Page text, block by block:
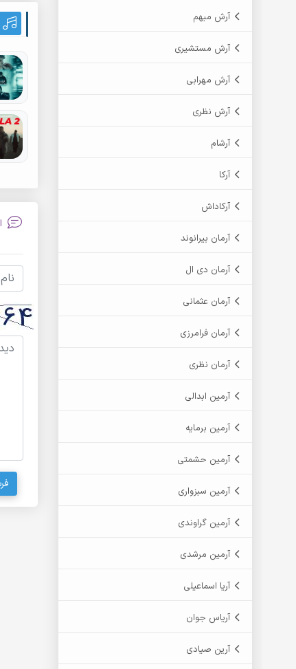
آرش مبهم
آرش مستشیری
آرش مهرابی
آرش نظری
آرشام
آرکا
آرکاداش
آرمان بیرانوند
آرمان دی ال
آرمان عثمانی
آرمان فرامرزی
آرمان نظری
آرمین ابدالی
آرمین برمایه
آرمین حشمتی
آرمین سبزواری
آرمین گراوندی
آرمین مرشدی
آریا اسماعیلی
آریاس جوان
آرین صیادی